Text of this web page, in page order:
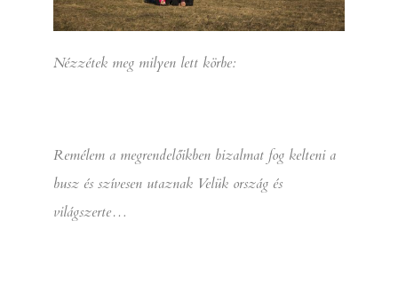
Nézzétek meg milyen lett körbe:
Remélem a megrendelőikben bizalmat fog kelteni a
busz és szívesen utaznak Velük ország és
világszerte…